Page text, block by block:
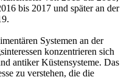
bis 2017 und später an der
Systemen an der
konzentrieren sich
antiker Küstensysteme. Das
zu verstehen, die die